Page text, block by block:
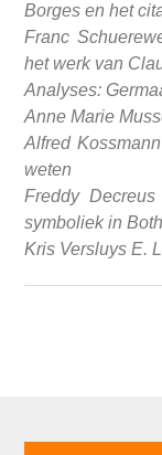
Borges en het
Franc
het werk van
Analyses:
Anne Marie
Alfred
weten
Freddy Decreus
symboliek in
Kris Versluys E.